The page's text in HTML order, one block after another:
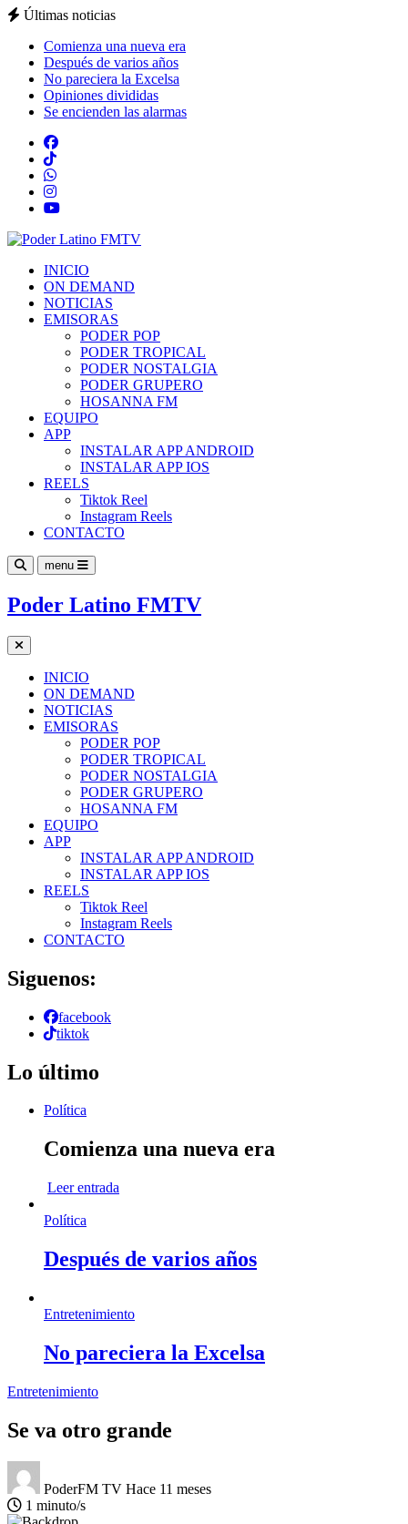
Últimas noticias
Comienza una nueva era
Después de varios años
No pareciera la Excelsa
Opiniones divididas
Se encienden las alarmas
INICIO
ON DEMAND
NOTICIAS
EMISORAS
PODER POP
PODER TROPICAL
PODER NOSTALGIA
PODER GRUPERO
HOSANNA FM
EQUIPO
APP
INSTALAR APP ANDROID
INSTALAR APP IOS
REELS
Tiktok Reel
Instagram Reels
CONTACTO
menu
Poder Latino FMTV
INICIO
ON DEMAND
NOTICIAS
EMISORAS
PODER POP
PODER TROPICAL
PODER NOSTALGIA
PODER GRUPERO
HOSANNA FM
EQUIPO
APP
INSTALAR APP ANDROID
INSTALAR APP IOS
REELS
Tiktok Reel
Instagram Reels
CONTACTO
Siguenos:
facebook
tiktok
Lo último
Política
Comienza una nueva era
Leer entrada
Política
Después de varios años
Entretenimiento
No pareciera la Excelsa
Entretenimiento
Se va otro grande
PoderFM TV Hace 11 meses
1 minuto/s